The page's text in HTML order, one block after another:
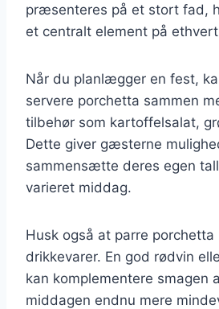
præsenteres på et stort fad,
et centralt element på
Når du planlægger en fest,
servere porchetta sammen
tilbehør som kartoffelsalat,
Dette giver gæsterne
sammensætte deres egen
varieret middag.
Husk også at parre
drikkevarer. En god rødvin
kan komplementere smagen
middagen endnu mere